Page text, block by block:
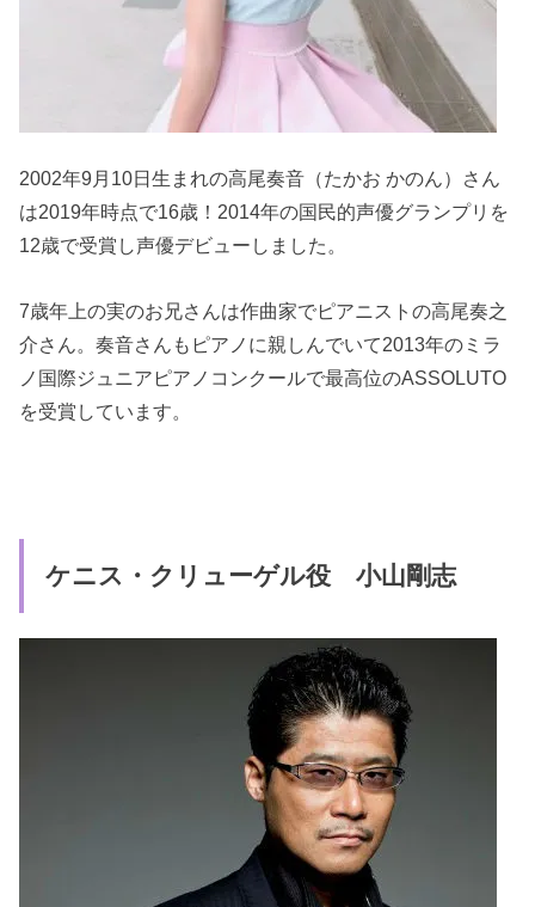
2002年9月10日生まれの高尾奏音（たかお かのん）さん
は2019年時点で16歳！2014年の国民的声優グランプリを
12歳で受賞し声優デビューしました。
7歳年上の実のお兄さんは作曲家でピアニストの高尾奏之
介さん。奏音さんもピアノに親しんでいて2013年のミラ
ノ国際ジュニアピアノコンクールで最高位のASSOLUTO
を受賞しています。
ケニス・クリューゲル役 小山剛志